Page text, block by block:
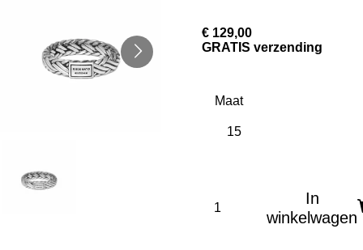
€ 129,00
GRATIS verzending
Maat
In
winkelwagen